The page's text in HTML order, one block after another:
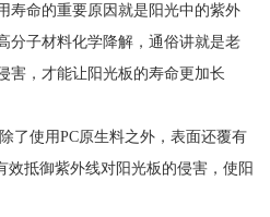
寿命的重要原因就是阳光中的紫外
分子材料化学降解，通俗讲就是老
害，才能让阳光板的寿命更加长
了使用PC原生料之外，表面还覆有
效抵御紫外线对阳光板的侵害，使阳